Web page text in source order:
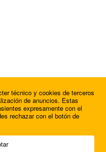
SL.
técnico y cookies de terceros
de anuncios. Estas
expresamente con el
rechazar con el botón de